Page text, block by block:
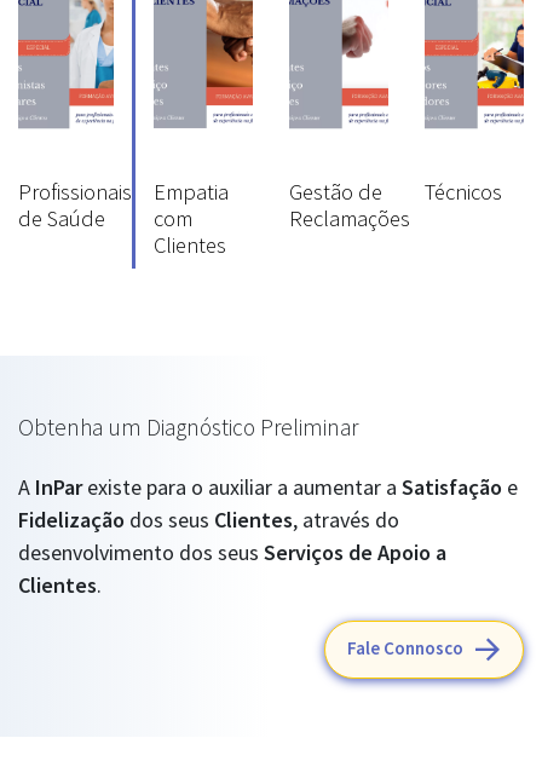
Profissionais
de Saúde
Empatia
com
Clientes
Gestão de
Reclamações
Técnicos
Obtenha um Diagnóstico Preliminar
A InParexiste para o auxiliar a aumentar a Satisfação e
Fidelização dos seus Clientes, através do
desenvolvimento dos seus Serviços de Apoio a
Clientes.
Fale Connosco